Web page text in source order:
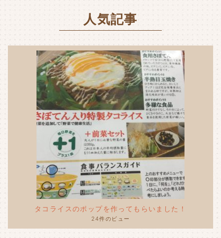
人気記事
タコライスのポップを作ってもらいました！
24件のビュー